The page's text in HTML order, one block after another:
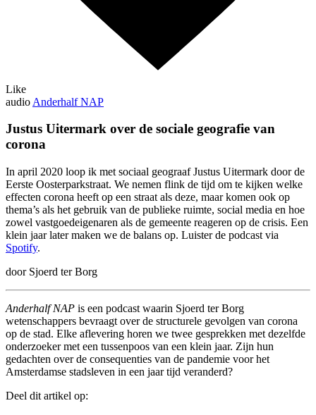
Like
audio Anderhalf NAP
Justus Uitermark over de sociale geografie van
corona
In april 2020 loop ik met sociaal geograaf Justus Uitermark door de
Eerste Oosterparkstraat. We nemen flink de tijd om te kijken welke
effecten corona heeft op een straat als deze, maar komen ook op
thema’s als het gebruik van de publieke ruimte, social media en hoe
zowel vastgoedeigenaren als de gemeente reageren op de crisis. Een
klein jaar later maken we de balans op. Luister de podcast via
Spotify.
door Sjoerd ter Borg
Anderhalf NAP is een podcast waarin Sjoerd ter Borg
wetenschappers bevraagt over de structurele gevolgen van corona
op de stad. Elke aflevering horen we twee gesprekken met dezelfde
onderzoeker met een tussenpoos van een klein jaar. Zijn hun
gedachten over de consequenties van de pandemie voor het
Amsterdamse stadsleven in een jaar tijd veranderd?
Deel dit artikel op: